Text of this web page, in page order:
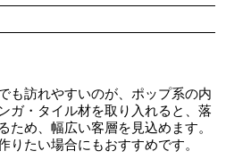
も訪れやすいのが、ポップ系の内
ガ・タイル材を取り入れると、落
ため、幅広い客層を見込めます。
りたい場合にもおすすめです。